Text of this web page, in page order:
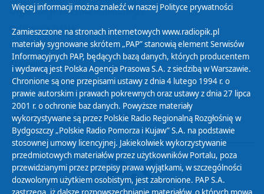
Organizacje Pożytku Publicznego
Cyfryzacja DAB+
Polityka ochrony danych osobowych
Abonament
Zamówienia publiczne
Biuletyn Informacji Publicznej
Więcej informacji można znaleźć w naszej Polityce prywatności
Zamieszczone na stronach internetowych www.radiopik.pl
materiały sygnowane skrótem „PAP” stanowią element Serwisów
Informacyjnych PAP, będących bazą danych, których producentem
i wydawcą jest Polska Agencja Prasowa S.A. z siedzibą w Warszawie.
Chronione są one przepisami ustawy z dnia 4 lutego 1994 r. o
prawie autorskim i prawach pokrewnych oraz ustawy z dnia 27 lipca
2001 r. o ochronie baz danych. Powyższe materiały
wykorzystywane są przez Polskie Radio Regionalną Rozgłośnię w
Bydgoszczy „Polskie Radio Pomorza i Kujaw” S.A. na podstawie
stosownej umowy licencyjnej. Jakiekolwiek wykorzystywanie
przedmiotowych materiałów przez użytkowników Portalu, poza
przewidzianymi przez przepisy prawa wyjątkami, w szczególności
dozwolonym użytkiem osobistym, jest zabronione. PAP S.A.